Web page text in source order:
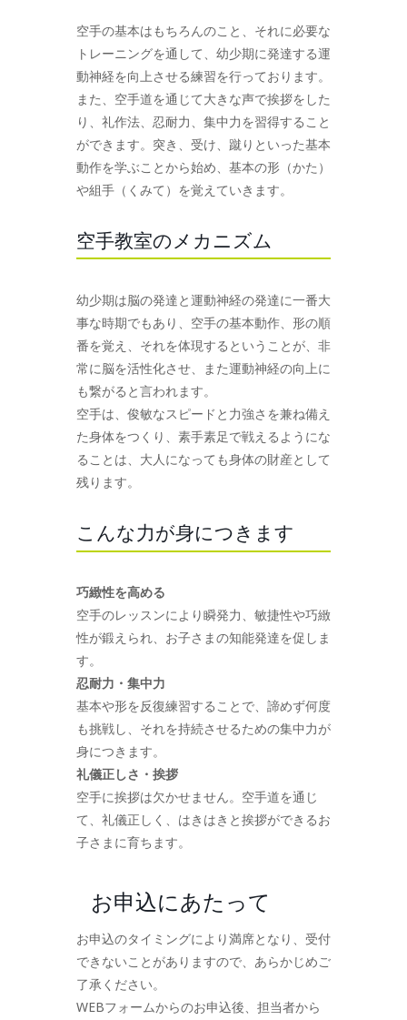
空手の基本はもちろんのこと、それに必要な
トレーニングを通して、幼少期に発達する運
動神経を向上させる練習を行っております。
また、空手道を通じて大きな声で挨拶をした
り、礼作法、忍耐力、集中力を習得すること
ができます。突き、受け、蹴りといった基本
動作を学ぶことから始め、基本の形（かた）
や組手（くみて）を覚えていきます。
空手教室のメカニズム
幼少期は脳の発達と運動神経の発達に一番大
事な時期でもあり、空手の基本動作、形の順
番を覚え、それを体現するということが、非
常に脳を活性化させ、また運動神経の向上に
も繋がると言われます。
空手は、俊敏なスピードと力強さを兼ね備え
た身体をつくり、素手素足で戦えるようにな
ることは、大人になっても身体の財産として
残ります。
こんな力が身につきます
巧緻性を高める
空手のレッスンにより瞬発力、敏捷性や巧緻
性が鍛えられ、お子さまの知能発達を促しま
す。
忍耐力・集中力
基本や形を反復練習することで、諦めず何度
も挑戦し、それを持続させるための集中力が
身につきます。
礼儀正しさ・挨拶
空手に挨拶は欠かせません。空手道を通じ
て、礼儀正しく、はきはきと挨拶ができるお
子さまに育ちます。
お申込にあたって
お申込のタイミングにより満席となり、受付
できないことがありますので、あらかじめご
了承ください。
WEBフォームからのお申込後、担当者から